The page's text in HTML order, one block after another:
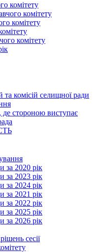
комітету
комітету
комітету
комітету
та комісій селищної ради
де стороною виступає
за 2020 рік
за 2023 рік
за 2024 рік
за 2021 рік
за 2022 рік
за 2025 рік
за 2026 рік
сесії